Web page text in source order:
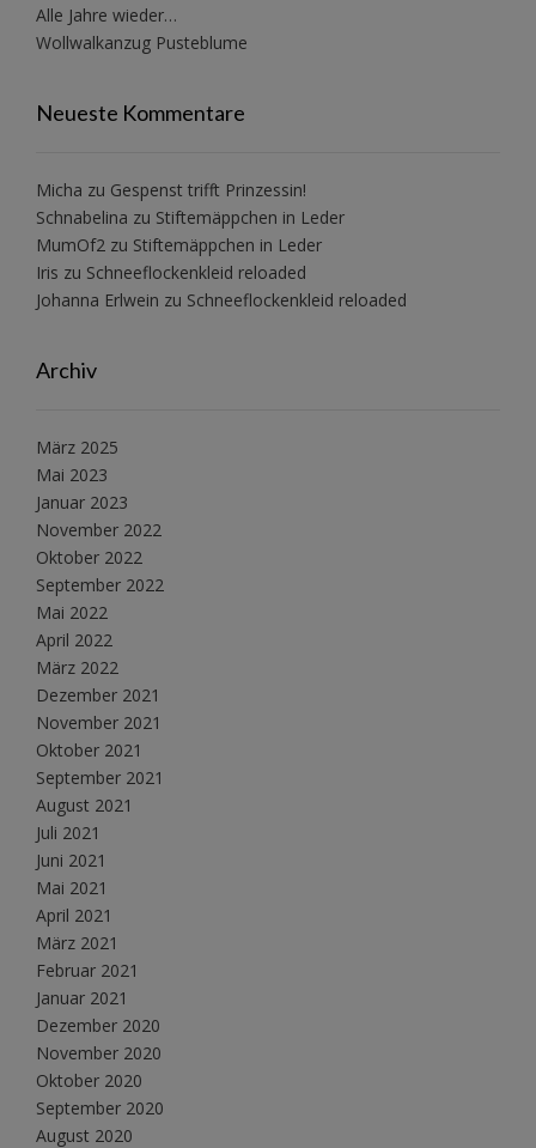
Alle Jahre wieder…
Wollwalkanzug Pusteblume
Neueste Kommentare
Micha zu Gespenst trifft Prinzessin!
Schnabelina zu Stiftemäppchen in Leder
MumOf2 zu Stiftemäppchen in Leder
Iris zu Schneeflockenkleid reloaded
Johanna Erlwein zu Schneeflockenkleid reloaded
Archiv
März 2025
Mai 2023
Januar 2023
November 2022
Oktober 2022
September 2022
Mai 2022
April 2022
März 2022
Dezember 2021
November 2021
Oktober 2021
September 2021
August 2021
Juli 2021
Juni 2021
Mai 2021
April 2021
März 2021
Februar 2021
Januar 2021
Dezember 2020
November 2020
Oktober 2020
September 2020
August 2020